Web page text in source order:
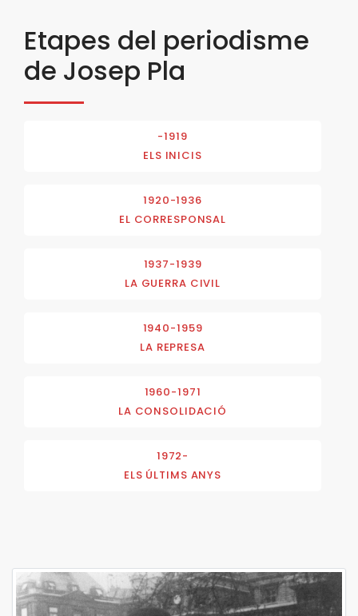
Etapes del periodisme
de Josep Pla
-1919
ELS INICIS
1920-1936
EL CORRESPONSAL
1937-1939
LA GUERRA CIVIL
1940-1959
LA REPRESA
1960-1971
LA CONSOLIDACIÓ
1972-
ELS ÚLTIMS ANYS